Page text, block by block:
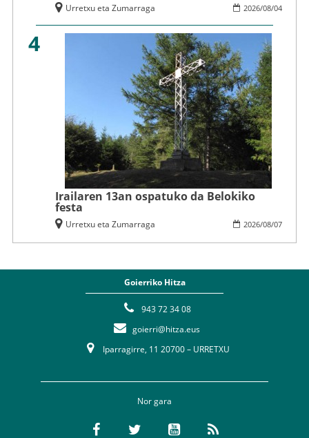
2026/08/04
Urretxu eta Zumarraga
4
Irailaren 13an ospatuko da Belokiko
festa
2026/08/07
Urretxu eta Zumarraga
Goierriko Hitza
943 72 34 08
goierri@hitza.eus
Iparragirre, 11 20700 – URRETXU
Nor gara